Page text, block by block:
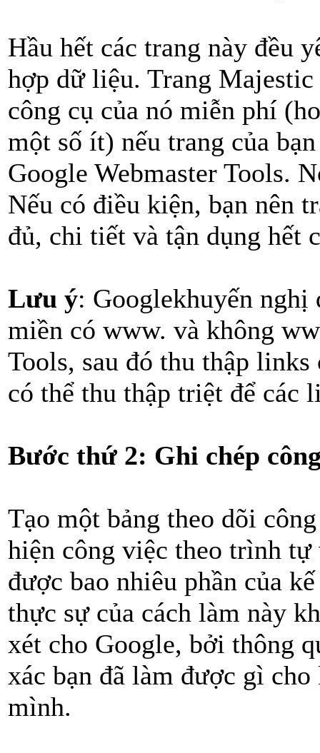
Hầu hết các trang này đều
hợp dữ liệu. Trang Majestic
công cụ của nó miễn phí
một số ít) nếu trang của
Google Webmaster Tools.
Nếu có điều kiện, bạn nên
đủ, chi tiết và tận dụng hết
Lưu ý: Googlekhuyến nghị
miền có www. và không
Tools, sau đó thu thập
có thể thu thập triệt để các
Bước thứ 2: Ghi chép
Tạo một bảng theo dõi
hiện công việc theo trình tự
được bao nhiêu phần của
thực sự của cách làm này
xét cho Google, bởi thông
xác bạn đã làm được gì
mình.